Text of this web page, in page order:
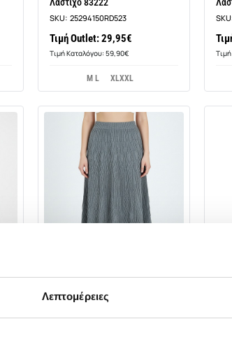
Λεπτομέρειες
SKU: 25294150RD523
Τιμή Outlet: 29,95€
Τιμή Καταλόγου: 59,90€
M L XLXXL
CAVALIERI Φούστα Πλεκτή με
Λάστιχο 83222
SKU: 25294150A3257